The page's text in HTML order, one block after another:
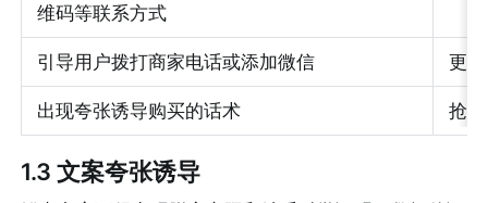
维码等联系方式
引导用户拨打商家电话或添加微信 更
出现夸张诱导购买的话术 抢
1.3 文案夸张诱导